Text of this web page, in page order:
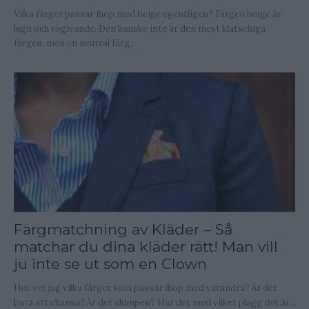
Vilka färger passar ihop med beige egentligen? Färgen beige är
lugn och rogivande. Den kanske inte är den mest klatschiga
färgen, men en neutral färg...
Färgmatchning av Kläder – Så
matchar du dina kläder rätt! Man vill
ju inte se ut som en Clown
Hur vet jag vilka färger som passar ihop med varandra? Är det
bara att chansa? Är det slumpen? Har det med vilket plagg det är...